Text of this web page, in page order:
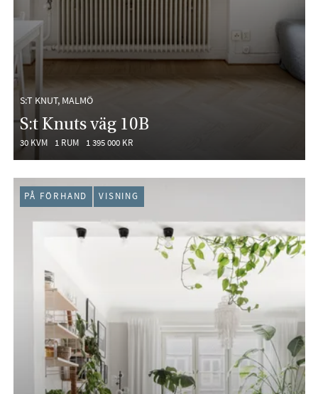
S:T KNUT, MALMÖ
S:t Knuts väg 10B
30 KVM 1 RUM 1 395 000 KR
PÅ FÖRHAND VISNING